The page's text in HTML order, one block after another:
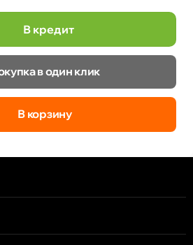
В кредит
в один клик
В корзину